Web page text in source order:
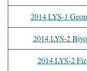
2014 LYS-1
2014 LYS-2
2014 LYS-2